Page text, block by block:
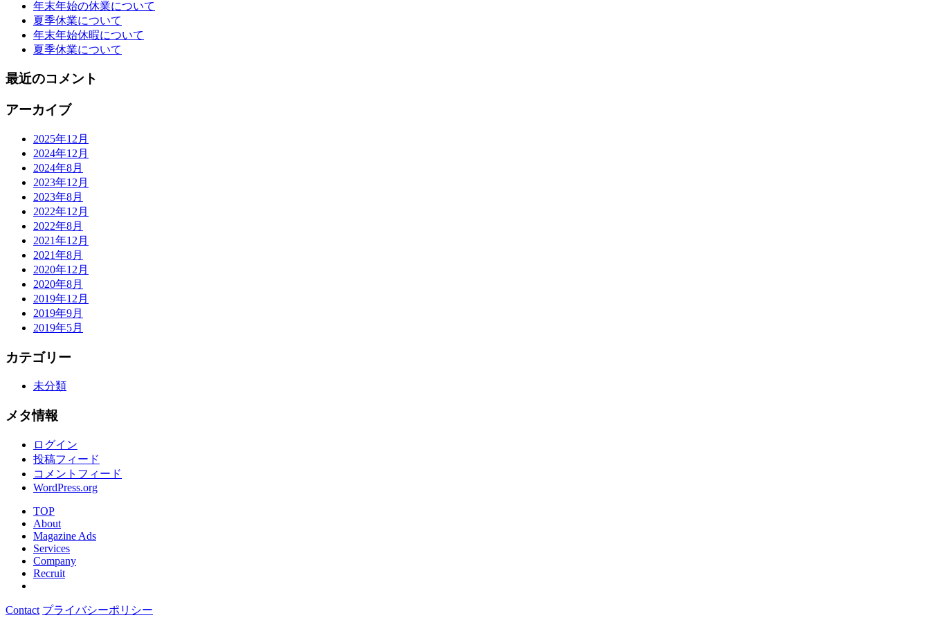
年末年始の休業について
夏季休業について
年末年始休暇について
夏季休業について
最近のコメント
アーカイブ
2025年12月
2024年12月
2024年8月
2023年12月
2023年8月
2022年12月
2022年8月
2021年12月
2021年8月
2020年12月
2020年8月
2019年12月
2019年9月
2019年5月
カテゴリー
未分類
メタ情報
ログイン
投稿フィード
コメントフィード
WordPress.org
TOP
About
Magazine Ads
Services
Company
Recruit
Contact プライバシーポリシー